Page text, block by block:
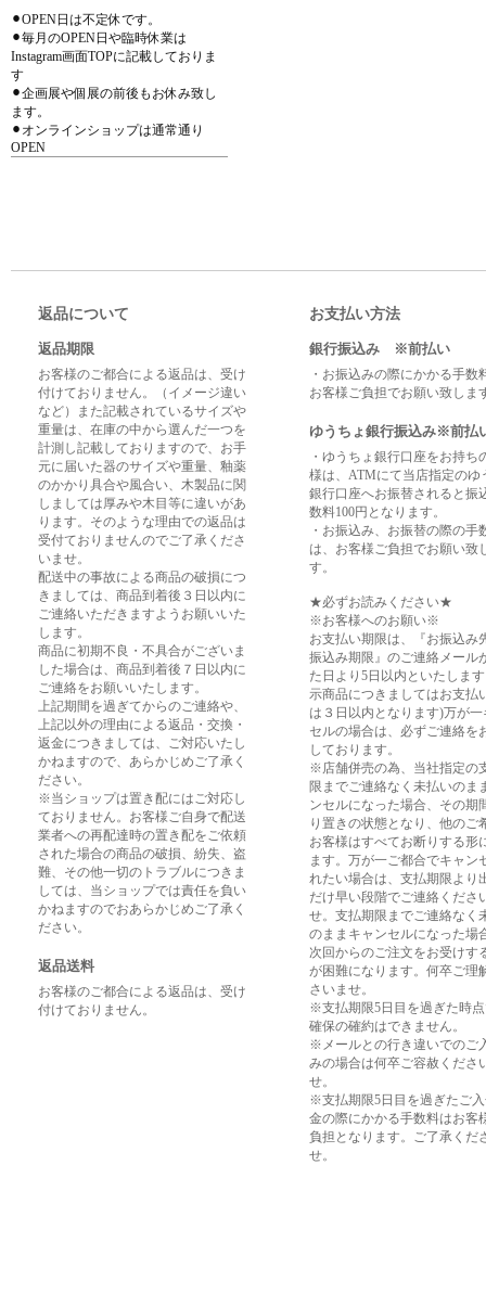
⚫︎OPEN日は不定休です。
⚫︎毎月のOPEN日や臨時休業は
Instagram画面TOPに記載しておりま
す
⚫︎企画展や個展の前後もお休み致し
ます。
⚫︎オンラインショップは通常通り
OPEN
返品について
返品期限
お客様のご都合による返品は、受け
付けておりません。（イメージ違い
など）また記載されているサイズや
重量は、在庫の中から選んだ一つを
計測し記載しておりますので、お手
元に届いた器のサイズや重量、釉薬
のかかり具合や風合い、木製品に関
しましては厚みや木目等に違いがあ
ります。そのような理由での返品は
受付ておりませんのでご了承くださ
いませ。
配送中の事故による商品の破損につ
きましては、商品到着後３日以内に
ご連絡いただきますようお願いいた
します。
商品に初期不良・不具合がございま
した場合は、商品到着後７日以内に
ご連絡をお願いいたします。
上記期間を過ぎてからのご連絡や、
上記以外の理由による返品・交換・
返金につきましては、ご対応いたし
かねますので、あらかじめご了承く
ださい。
※当ショップは置き配にはご対応し
ておりません。お客様ご自身で配送
業者への再配達時の置き配をご依頼
された場合の商品の破損、紛失、盗
難、その他一切のトラブルにつきま
しては、当ショップでは責任を負い
かねますのでおあらかじめご了承く
ださい。
返品送料
お客様のご都合による返品は、受け
付けておりません。
お支払い方法
銀行振込み ※前払い
・お振込みの際にかかる手数
お客様ご負担でお願い致しま
ゆうちょ銀行振込み※前払
・ゆうちょ銀行口座をお持ち
様は、ATMにて当店指定のゆ
銀行口座へお振替されると振
数料100円となります。
・お振込み、お振替の際の手
は、お客様ご負担でお願い致
す。
★必ずお読みください★
※お客様へのお願い※
お支払い期限は、『お振込み
振込み期限』のご連絡メール
た日より5日以内といたしま
示商品につきましてはお支払
は３日以内となります)万が一
セルの場合は、必ずご連絡を
しております。
※店舗併売の為、当社指定の
限までご連絡なく未払いのま
ンセルになった場合、その期
り置きの状態となり、他のご
お客様はすべてお断りする形
ます。万が一ご都合でキャン
れたい場合は、支払期限より
だけ早い段階でご連絡くださ
せ。支払期限までご連絡なく
のままキャンセルになった場
次回からのご注文をお受けす
が困難になります。何卒ご理
さいませ。
※支払期限5日目を過ぎた時
確保の確約はできません。
※メールとの行き違いでのご
みの場合は何卒ご容赦くださ
せ。
※支払期限5日目を過ぎたご
金の際にかかる手数料はお客
負担となります。ご了承くだ
せ。